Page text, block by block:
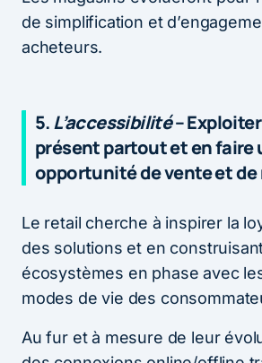
de simplification et
acheteurs.
5.L’accessibilité–
présent partout et en faire
opportunité de vente et
Le retail cherche à inspirer la
des solutions et en
écosystèmes en phase avec
modes de vie des
Au fur et à mesure de leur